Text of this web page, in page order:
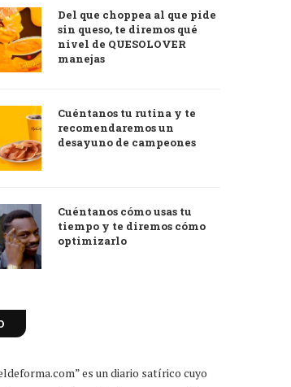
Del que choppea al que pide
sin queso, te diremos qué
nivel de QUESOLOVER
manejas
Cuéntanos tu rutina y te
recomendaremos un
desayuno de campeones
Cuéntanos cómo usas tu
tiempo y te diremos cómo
optimizarlo
es un diario satírico cuyo